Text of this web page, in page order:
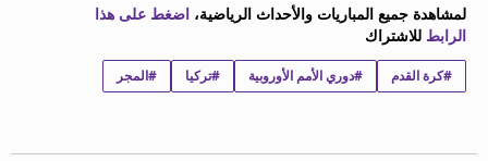
معلومات عن هذا الموقع
لمشاهدة جميع المباريات والأحداث الرياضية، اضغط على هذا
الرابط للاشتراك
#كرة القدم #دوري الأمم الأوروبية #تركيا #المجر